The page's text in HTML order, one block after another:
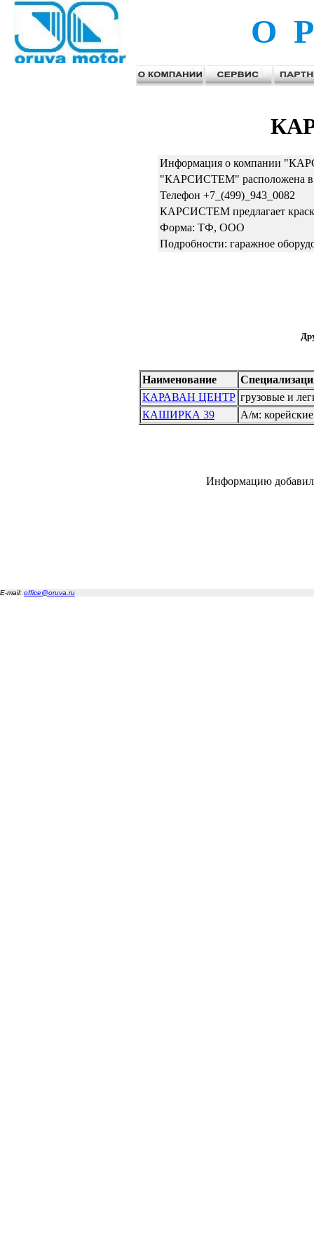
О
Информация о компании
"КАРСИСТЕМ" расположена в
Телефон +7_(499)_943_0082
КАРСИСТЕМ предлагает
Форма: ТФ, ООО
Подробности: гаражное
Наименование
КАРАВАН ЦЕНТР грузовые и
КАШИРКА 39
А/м:
Информацию добавил
E-mail: office@oruva.ru